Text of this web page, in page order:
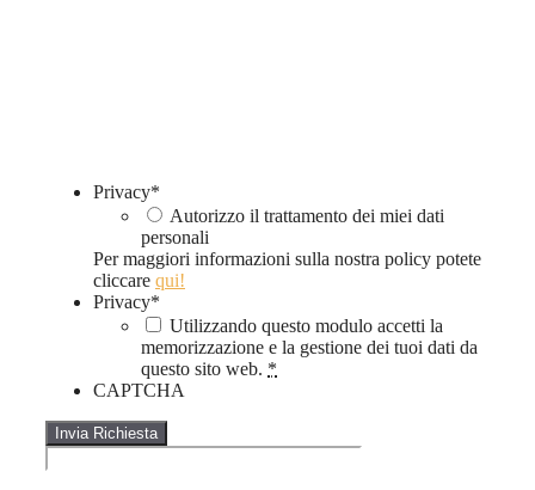
Privacy*
Autorizzo il trattamento dei miei dati
personali
Per maggiori informazioni sulla nostra policy potete
cliccare qui!
Privacy*
Utilizzando questo modulo accetti la
memorizzazione e la gestione dei tuoi dati da
questo sito web. *
CAPTCHA